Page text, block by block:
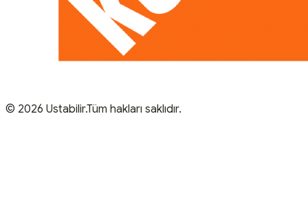
© 2026 Ustabilir.Tüm hakları saklıdır.